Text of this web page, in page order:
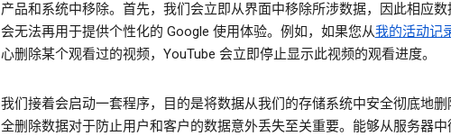
产品和系统中移除。首先，我们会立即从界面中移除所涉数据，因此相应数
会无法再用于提供个性化的 Google 使用体验。例如，如果您从我的活动记
心删除某个观看过的视频，YouTube 会立即停止显示此视频的观看进度。
我们接着会启动一套程序，目的是将数据从我们的存储系统中安全彻底地删
全删除数据对于防止用户和客户的数据意外丢失至关重要。能够从服务器中